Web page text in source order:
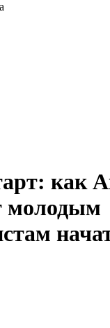
как
молодым